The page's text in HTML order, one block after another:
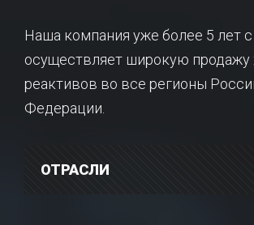
Наша компания уже более 5 лет
осуществляет широкую продажу
реактивов во все регионы
Федерации.
ОТРАСЛИ